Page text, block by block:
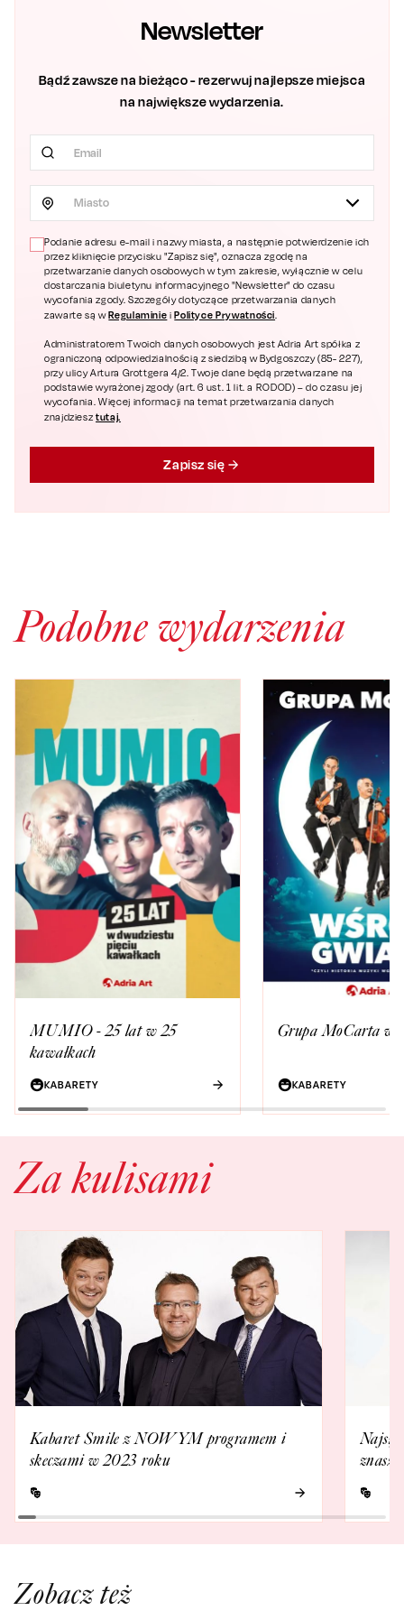
Newsletter
Bądź zawsze na bieżąco - rezerwuj najlepsze miejsca
na największe wydarzenia.
Miasto
Podanie adresu e-mail i nazwy miasta, a następnie potwierdzenie ich
przez kliknięcie przycisku "Zapisz się", oznacza zgodę na
przetwarzanie danych osobowych w tym zakresie, wyłącznie w celu
dostarczania biuletynu informacyjnego "Newsletter" do czasu
wycofania zgody. Szczegóły dotyczące przetwarzania danych
zawarte są wRegulaminie i Polityce Prywatności.
Administratorem Twoich danych osobowych jest Adria Art spółka z
ograniczoną odpowiedzialnością z siedzibą w Bydgoszczy (85- 227),
przy ulicy Artura Grottgera 4/2. Twoje dane będą przetwarzane na
podstawie wyrażonej zgody (art. 6 ust. 1 lit. a RODOD) – do czasu jej
wycofania. Więcej informacji na temat przetwarzania danych
znajdziesztutaj.
Zapisz się
Podobne wydarzenia
MUMIO - 25 lat w 25
kawałkach
KABARETY
Grupa MoCarta
KABARETY
Za kulisami
Kabaret Smile z NOWYM programem i
skeczami w 2023 roku
znasz
Zobacz też